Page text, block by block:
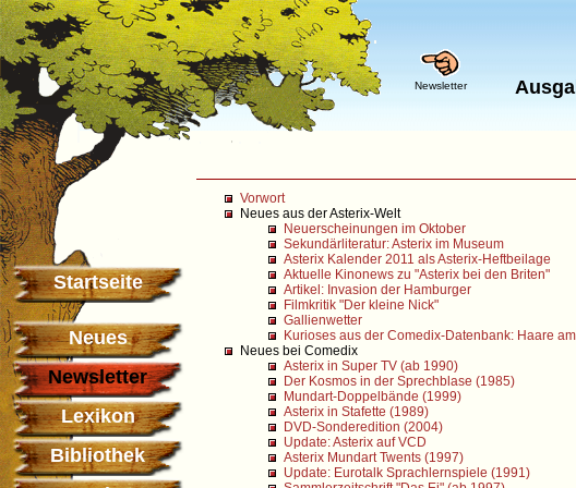
Newsletter
Startseite
Neues
Newsletter
Lexikon
Bibliothek
Vorwort
Neues aus der Asterix-Welt
Neuerscheinungen im Oktober
Sekundärliteratur: Asterix im Museum
Asterix Kalender 2011 als Asterix-Heftbeilage
Aktuelle Kinonews zu "Asterix bei den Briten"
Artikel: Invasion der Hamburger
Filmkritik "Der kleine Nick"
Gallienwetter
Kurioses aus der Comedix-Datenbank: Haare
Neues bei Comedix
Asterix in Super TV (ab 1990)
Der Kosmos in der Sprechblase (1985)
Mundart-Doppelbände (1999)
Asterix in Stafette (1989)
DVD-Sonderedition (2004)
Update: Asterix auf VCD
Asterix Mundart Twents (1997)
Update: Eurotalk Sprachlernspiele (1991)